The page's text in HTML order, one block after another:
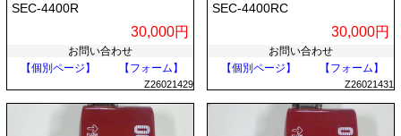
SEC-4400R
30,000円
お問い合わせ
【個別ページ】
【フォーム】
Z26021429
SEC-4400RC
30,000円
お問い合わせ
【個別ページ】
【フォーム】
Z26021431